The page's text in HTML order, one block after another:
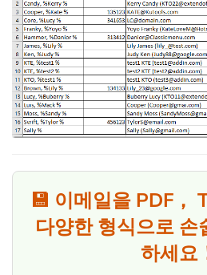
💾 이메일을 PDF，
다양한 형식으로 손
하세요